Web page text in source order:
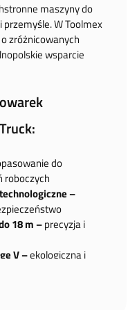
maszyny do
W Toolmex
zróżnicowanych
wsparcie
do
roboczych
–
18 m –precyzja i
V –ekologiczna i
–